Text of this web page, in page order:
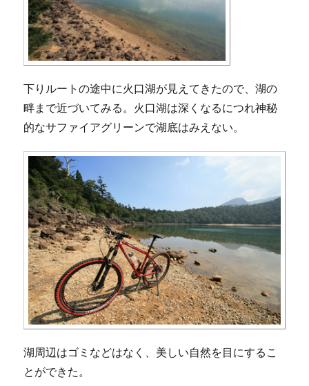
下りルートの途中に火口湖が見えてきたので、湖の
畔まで近づいてみる。火口湖は深くなるにつれ神秘
的なサファイアグリーンで湖底はみえない。
湖周辺はゴミなどはなく、美しい自然を目にするこ
とができた。